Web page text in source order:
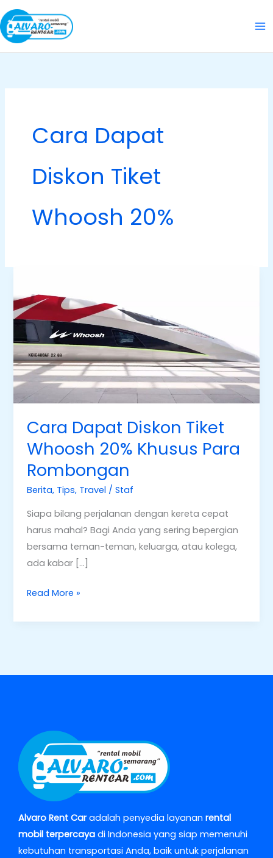
Skip
to
content
Cara Dapat
Diskon Tiket
Whoosh 20%
Cara Dapat Diskon Tiket
Whoosh 20% Khusus Para
Rombongan
Berita, Tips, Travel /Staf
Siapa bilang perjalanan dengan kereta cepat
harus mahal? Bagi Anda yang sering bepergian
bersama teman-teman, keluarga, atau kolega,
ada kabar […]
Diskon
Tiket
Whoosh
20%
Khusus
Rombongan
Read More »
Alvaro Rent Caradalah penyedia layanan rental
mobil terpercaya di Indonesia yang siap memenuhi
kebutuhan transportasi Anda, baik untuk perjalanan